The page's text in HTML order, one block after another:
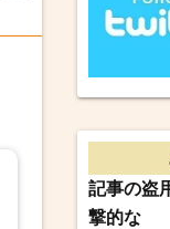
記事の盗
撃的な